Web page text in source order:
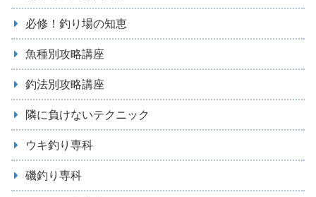
必修！釣り場の知恵
魚種別攻略講座
釣法別攻略講座
隣に負けないテクニック
ウキ釣り専科
磯釣り専科